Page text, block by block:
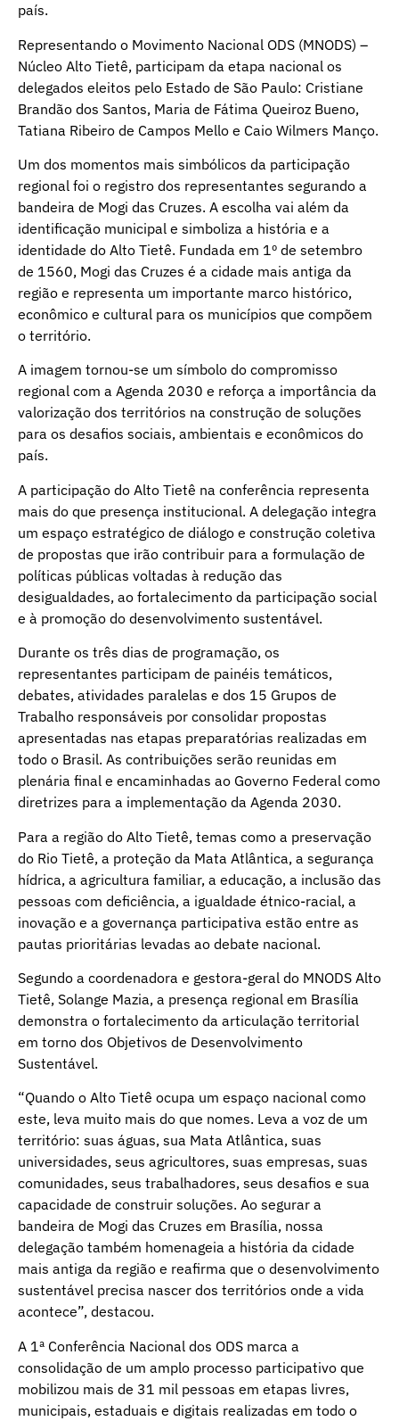
país.
Representando o Movimento Nacional ODS (MNODS) –
Núcleo Alto Tietê, participam da etapa nacional os
delegados eleitos pelo Estado de São Paulo: Cristiane
Brandão dos Santos, Maria de Fátima Queiroz Bueno,
Tatiana Ribeiro de Campos Mello e Caio Wilmers Manço.
Um dos momentos mais simbólicos da participação
regional foi o registro dos representantes segurando a
bandeira de Mogi das Cruzes. A escolha vai além da
identificação municipal e simboliza a história e a
identidade do Alto Tietê. Fundada em 1º de setembro
de 1560, Mogi das Cruzes é a cidade mais antiga da
região e representa um importante marco histórico,
econômico e cultural para os municípios que compõem
o território.
A imagem tornou-se um símbolo do compromisso
regional com a Agenda 2030 e reforça a importância da
valorização dos territórios na construção de soluções
para os desafios sociais, ambientais e econômicos do
país.
A participação do Alto Tietê na conferência representa
mais do que presença institucional. A delegação integra
um espaço estratégico de diálogo e construção coletiva
de propostas que irão contribuir para a formulação de
políticas públicas voltadas à redução das
desigualdades, ao fortalecimento da participação social
e à promoção do desenvolvimento sustentável.
Durante os três dias de programação, os
representantes participam de painéis temáticos,
debates, atividades paralelas e dos 15 Grupos de
Trabalho responsáveis por consolidar propostas
apresentadas nas etapas preparatórias realizadas em
todo o Brasil. As contribuições serão reunidas em
plenária final e encaminhadas ao Governo Federal como
diretrizes para a implementação da Agenda 2030.
Para a região do Alto Tietê, temas como a preservação
do Rio Tietê, a proteção da Mata Atlântica, a segurança
hídrica, a agricultura familiar, a educação, a inclusão das
pessoas com deficiência, a igualdade étnico-racial, a
inovação e a governança participativa estão entre as
pautas prioritárias levadas ao debate nacional.
Segundo a coordenadora e gestora-geral do MNODS Alto
Tietê, Solange Mazia, a presença regional em Brasília
demonstra o fortalecimento da articulação territorial
em torno dos Objetivos de Desenvolvimento
Sustentável.
“Quando o Alto Tietê ocupa um espaço nacional como
este, leva muito mais do que nomes. Leva a voz de um
território: suas águas, sua Mata Atlântica, suas
universidades, seus agricultores, suas empresas, suas
comunidades, seus trabalhadores, seus desafios e sua
capacidade de construir soluções. Ao segurar a
bandeira de Mogi das Cruzes em Brasília, nossa
delegação também homenageia a história da cidade
mais antiga da região e reafirma que o desenvolvimento
sustentável precisa nascer dos territórios onde a vida
acontece”, destacou.
A 1ª Conferência Nacional dos ODS marca a
consolidação de um amplo processo participativo que
mobilizou mais de 31 mil pessoas em etapas livres,
municipais, estaduais e digitais realizadas em todo o